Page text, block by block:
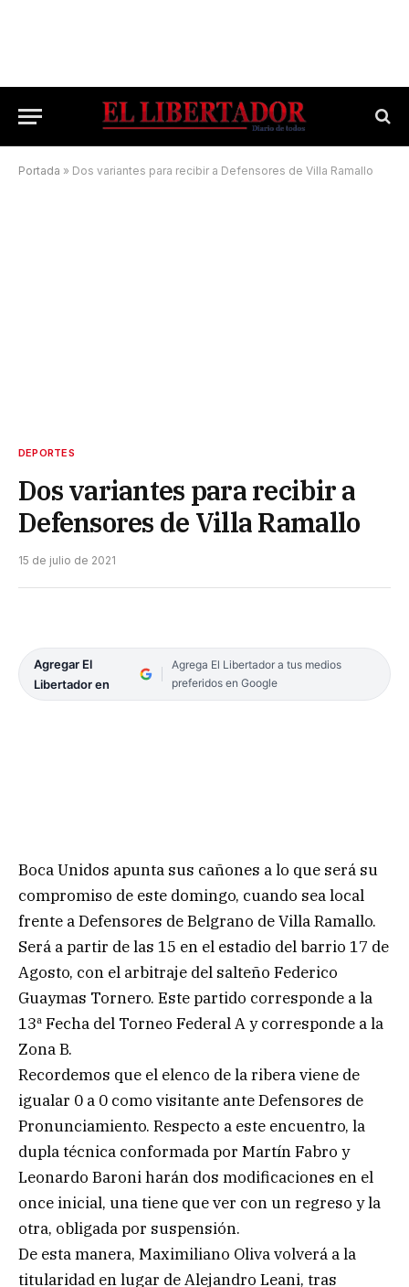
Portada » Dos variantes para recibir a Defensores de Villa Ramallo
DEPORTES
Dos variantes para recibir a
Defensores de Villa Ramallo
15 de julio de 2021
Agregar El
Libertador en
Agrega El Libertador a tus medios
preferidos en Google
Boca Unidos apunta sus cañones a lo que será su
compromiso de este domingo, cuando sea local
frente a Defensores de Belgrano de Villa Ramallo.
Será a partir de las 15 en el estadio del barrio 17 de
Agosto, con el arbitraje del salteño Federico
Guaymas Tornero. Este partido corresponde a la
13ª Fecha del Torneo Federal A y corresponde a la
Zona B.
Recordemos que el elenco de la ribera viene de
igualar 0 a 0 como visitante ante Defensores de
Pronunciamiento. Respecto a este encuentro, la
dupla técnica conformada por Martín Fabro y
Leonardo Baroni harán dos modificaciones en el
once inicial, una tiene que ver con un regreso y la
otra, obligada por suspensión.
De esta manera, Maximiliano Oliva volverá a la
titularidad en lugar de Alejandro Leani, tras